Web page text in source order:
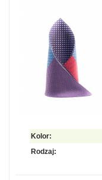
Kolor:
Rodzaj: